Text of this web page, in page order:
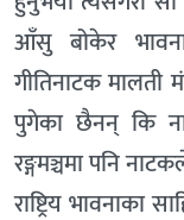
आँसु बोकेर
गीतिनाटक
पुगेका छैनन् कि
रङ्गमञ्चमा पनि
राष्ट्रिय भावनाका